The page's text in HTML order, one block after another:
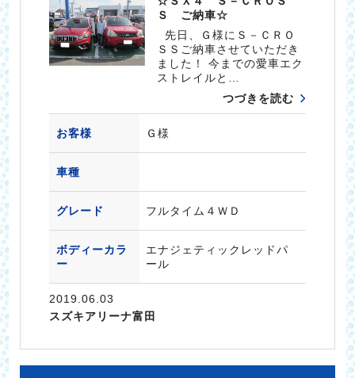
Ｓ ご納車☆
先日、Ｇ様にＳ－ＣＲＯ
ＳＳご納車させていただき
ました！ 今までの愛車エク
ストレイルと…
つづきを読む
お客様 Ｇ様
車種
グレード フルタイム４ＷＤ
ボディーカラ
ー
エナジェティックレッドパ
ール
2019.06.03
スズキアリーナ富田